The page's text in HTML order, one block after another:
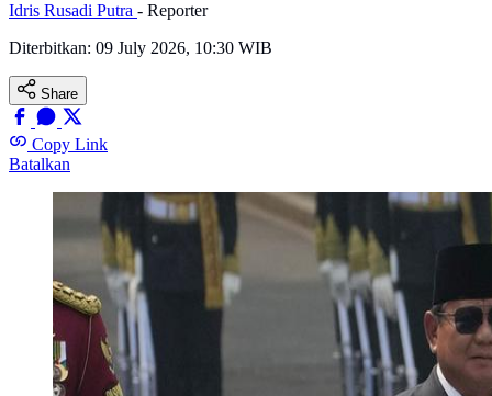
Idris Rusadi Putra - Reporter
Diterbitkan: 09 July 2026, 10:30 WIB
Share
Copy Link
Batalkan